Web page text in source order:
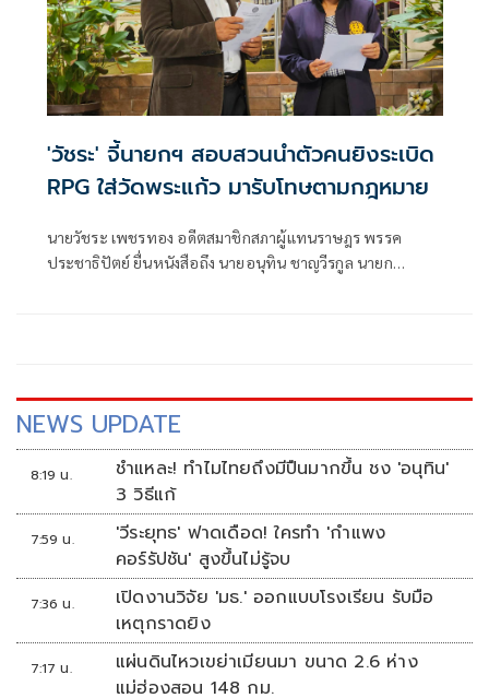
'วัชระ' จี้นายกฯ สอบสวนนำตัวคนยิงระเบิด
RPG ใส่วัดพระแก้ว มารับโทษตามกฎหมาย
นายวัชระ เพชรทอง อดีตสมาชิกสภาผู้แทนราษฎร พรรค
ประชาธิปัตย์ ยื่นหนังสือถึง นายอนุทิน ชาญวีรกูล นายก
NEWS UPDATE
8:19 น.
ชำแหละ! ทำไมไทยถึงมีปืนมากขึ้น ชง 'อนุทิน'
3 วิธีแก้
7:59 น.
'วีระยุทธ' ฟาดเดือด! ใครทำ 'กำแพง
คอร์รัปชัน' สูงขึ้นไม่รู้จบ
7:36 น.
เปิดงานวิจัย 'มธ.' ออกแบบโรงเรียน รับมือ
เหตุกราดยิง
7:17 น.
แผ่นดินไหวเขย่าเมียนมา ขนาด 2.6 ห่าง
แม่ฮ่องสอน 148 กม.